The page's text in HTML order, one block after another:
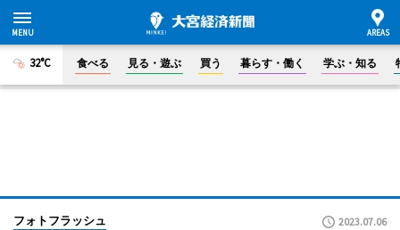
32°C 食べる 見る・遊ぶ 買う 暮らす・働く 学ぶ・知る
フォトフラッシュ 2023.07.06